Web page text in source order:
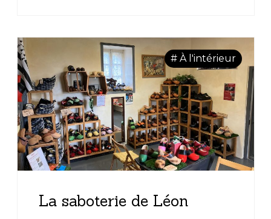
# À l'intérieur
La saboterie de Léon